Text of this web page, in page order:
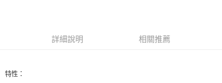
２．關於個人資料處理事宜，請瀏覽以下網址：
7-11取貨付款 (運費70$)
每筆NT$70，滿NT$490(含以上)免運費
詳細說明 相關推薦
特性：